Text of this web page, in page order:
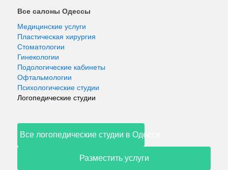
Все салоны Одессы
Медицинские услуги
Пластическая хирургия
Стоматологии
Гинекологии
Подологические кабинеты
Офтальмологии
Психологические студии
Логопедические студии
Все логопедические студии в Одессе
Разместить услуги